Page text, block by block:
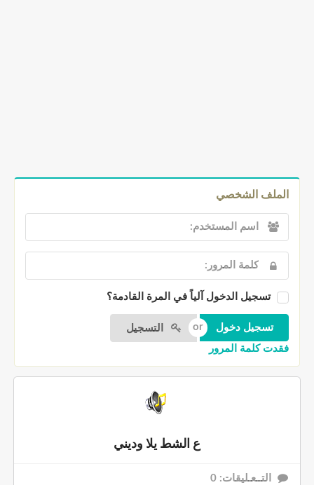
الملف الشخصي
تسجيل الدخول آلياً في المرة القادمة؟
التسجيل
فقدت كلمة المرور
ع الشط يلا وديني
التــعـليقات: 0